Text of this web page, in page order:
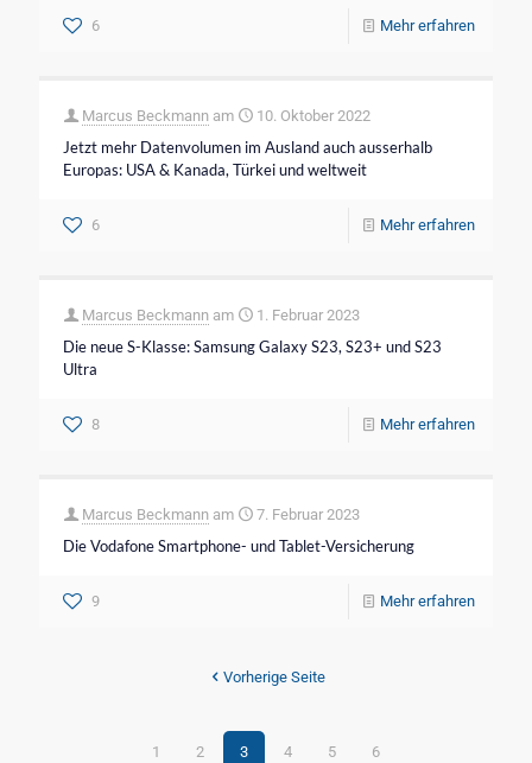
6 Mehr erfahren
Marcus Beckmann am 10. Oktober 2022
Jetzt mehr Datenvolumen im Ausland auch ausserhalb
Europas: USA & Kanada, Türkei und weltweit
6 Mehr erfahren
Marcus Beckmann am 1. Februar 2023
Die neue S-Klasse: Samsung Galaxy S23, S23+ und S23
Ultra
8 Mehr erfahren
Marcus Beckmann am 7. Februar 2023
Die Vodafone Smartphone- und Tablet-Versicherung
9 Mehr erfahren
Vorherige Seite
1 2 3 4 5 6